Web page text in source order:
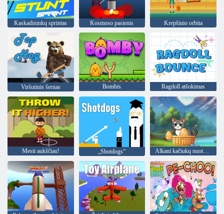
Kaskadininkų sprintas Kosmoso pasienis Krepšinio orbita
Viršutinis šernas Bombis Ragdoll atšokimas
Mesti aukščiau! „Shotdogs“ Alkani kačiukų nuotykiai